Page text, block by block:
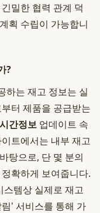
밀한 협력 관계 덕
획 수립이 가능합니
?
하는 재고 정보는 실
터 제품을 공급받는
간정보 업데이트 속
트에서는 내부 재고
탕으로, 단 몇 분의
확하게 보여줍니다.
템상 실제로 재고
' 서비스를 통해 가